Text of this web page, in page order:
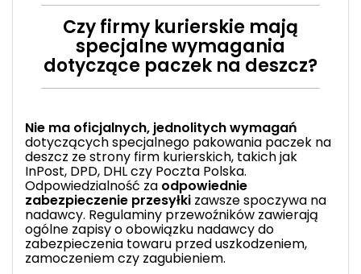
Czy firmy kurierskie mają
specjalne wymagania
dotyczące paczek na deszcz?
Nie ma oficjalnych, jednolitych wymagań
dotyczących specjalnego pakowania paczek na
deszcz ze strony firm kurierskich, takich jak
InPost, DPD, DHL czy Poczta Polska.
Odpowiedzialność za odpowiednie
zabezpieczenie przesyłki zawsze spoczywa na
nadawcy. Regulaminy przewoźników zawierają
ogólne zapisy o obowiązku nadawcy do
zabezpieczenia towaru przed uszkodzeniem,
zamoczeniem czy zagubieniem.